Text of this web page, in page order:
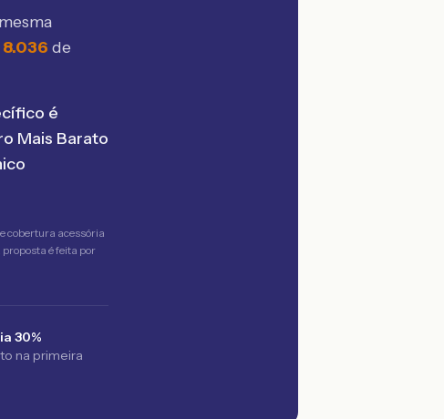
8.036 de
é
Mais Barato
cobertura acessória
é feita por
30%
na primeira